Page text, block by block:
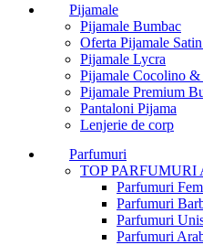
Pijamale
Pijamale Bumbac
Oferta Pijamale
Pijamale Lycra
Pijamale Cocolino &
Pijamale Premium
Pantaloni Pijama
Lenjerie de corp
Parfumuri
TOP PARFUMURI
Parfumuri
Parfumuri
Parfumuri
Parfumuri